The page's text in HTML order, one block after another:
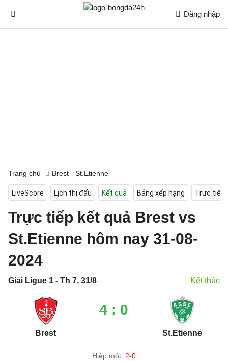
Đăng nhập
Trang chủ Brest - St.Etienne
LiveScore Lịch thi đấu Kết quả Bảng xếp hạng Trực tiếp
Trực tiếp kết quả Brest vs
St.Etienne hôm nay 31-08-
2024
Giải Ligue 1 - Th 7, 31/8 Kết thúc
Brest
4 : 0
St.Etienne
Hiệp một: 2-0